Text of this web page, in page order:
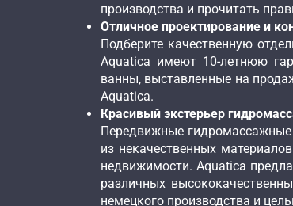
производства и прочитать
Отличное проектирование и
Подберите качественную
Aquatica имеют 10-летнюю
ванны, выставленные на
Aquatica.
Красивый экстерьер
Передвижные
из некачественных
недвижимости. Aquatica
различных
немецкого производства и